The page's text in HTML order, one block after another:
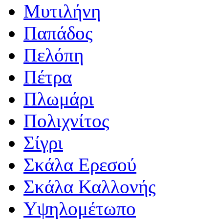
Μυτιλήνη
Παπάδος
Πελόπη
Πέτρα
Πλωμάρι
Πολιχνίτος
Σίγρι
Σκάλα Ερεσού
Σκάλα Καλλονής
Υψηλομέτωπο